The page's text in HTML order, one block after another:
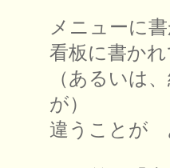
メニューに
看板に書か
（あるいは
が）
違うことが